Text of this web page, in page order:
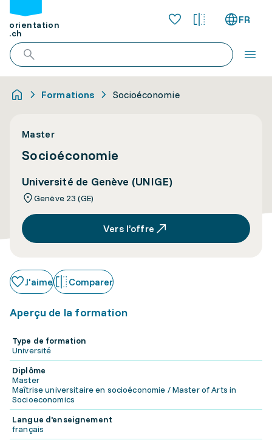
orientation
.ch
FR
Formations Socioéconomie
Master
Socioéconomie
Université de Genève (UNIGE)
Genève 23 (GE)
Vers l’offre
J'aime Comparer
Aperçu de la formation
Type de formation
Université
Diplôme
Master
Maîtrise universitaire en socioéconomie / Master of Arts in
Socioeconomics
Langue d'enseignement
français